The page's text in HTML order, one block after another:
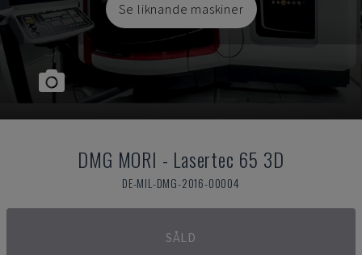
Se liknande maskiner
DMG MORI - Lasertec 65 3D
DE-MIL-DMG-2016-00004
SÅLD